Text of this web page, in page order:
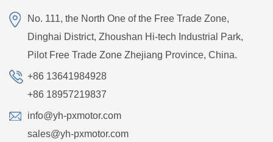
No. 111, the North One of the Free Trade Zone,
Dinghai District, Zhoushan Hi-tech Industrial Park,
Pilot Free Trade Zone Zhejiang Province, China.
+86 13641984928
+86 18957219837
info@yh-pxmotor.com
sales@yh-pxmotor.com